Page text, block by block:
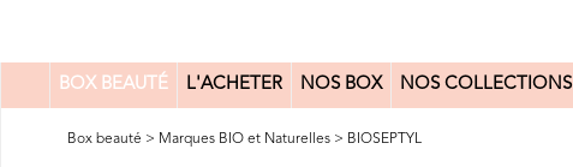
BOX BEAUTÉ L'ACHETER NOS BOX NOS COLLECTIONS
0
Box beauté > Marques BIO et Naturelles > BIOSEPTYL